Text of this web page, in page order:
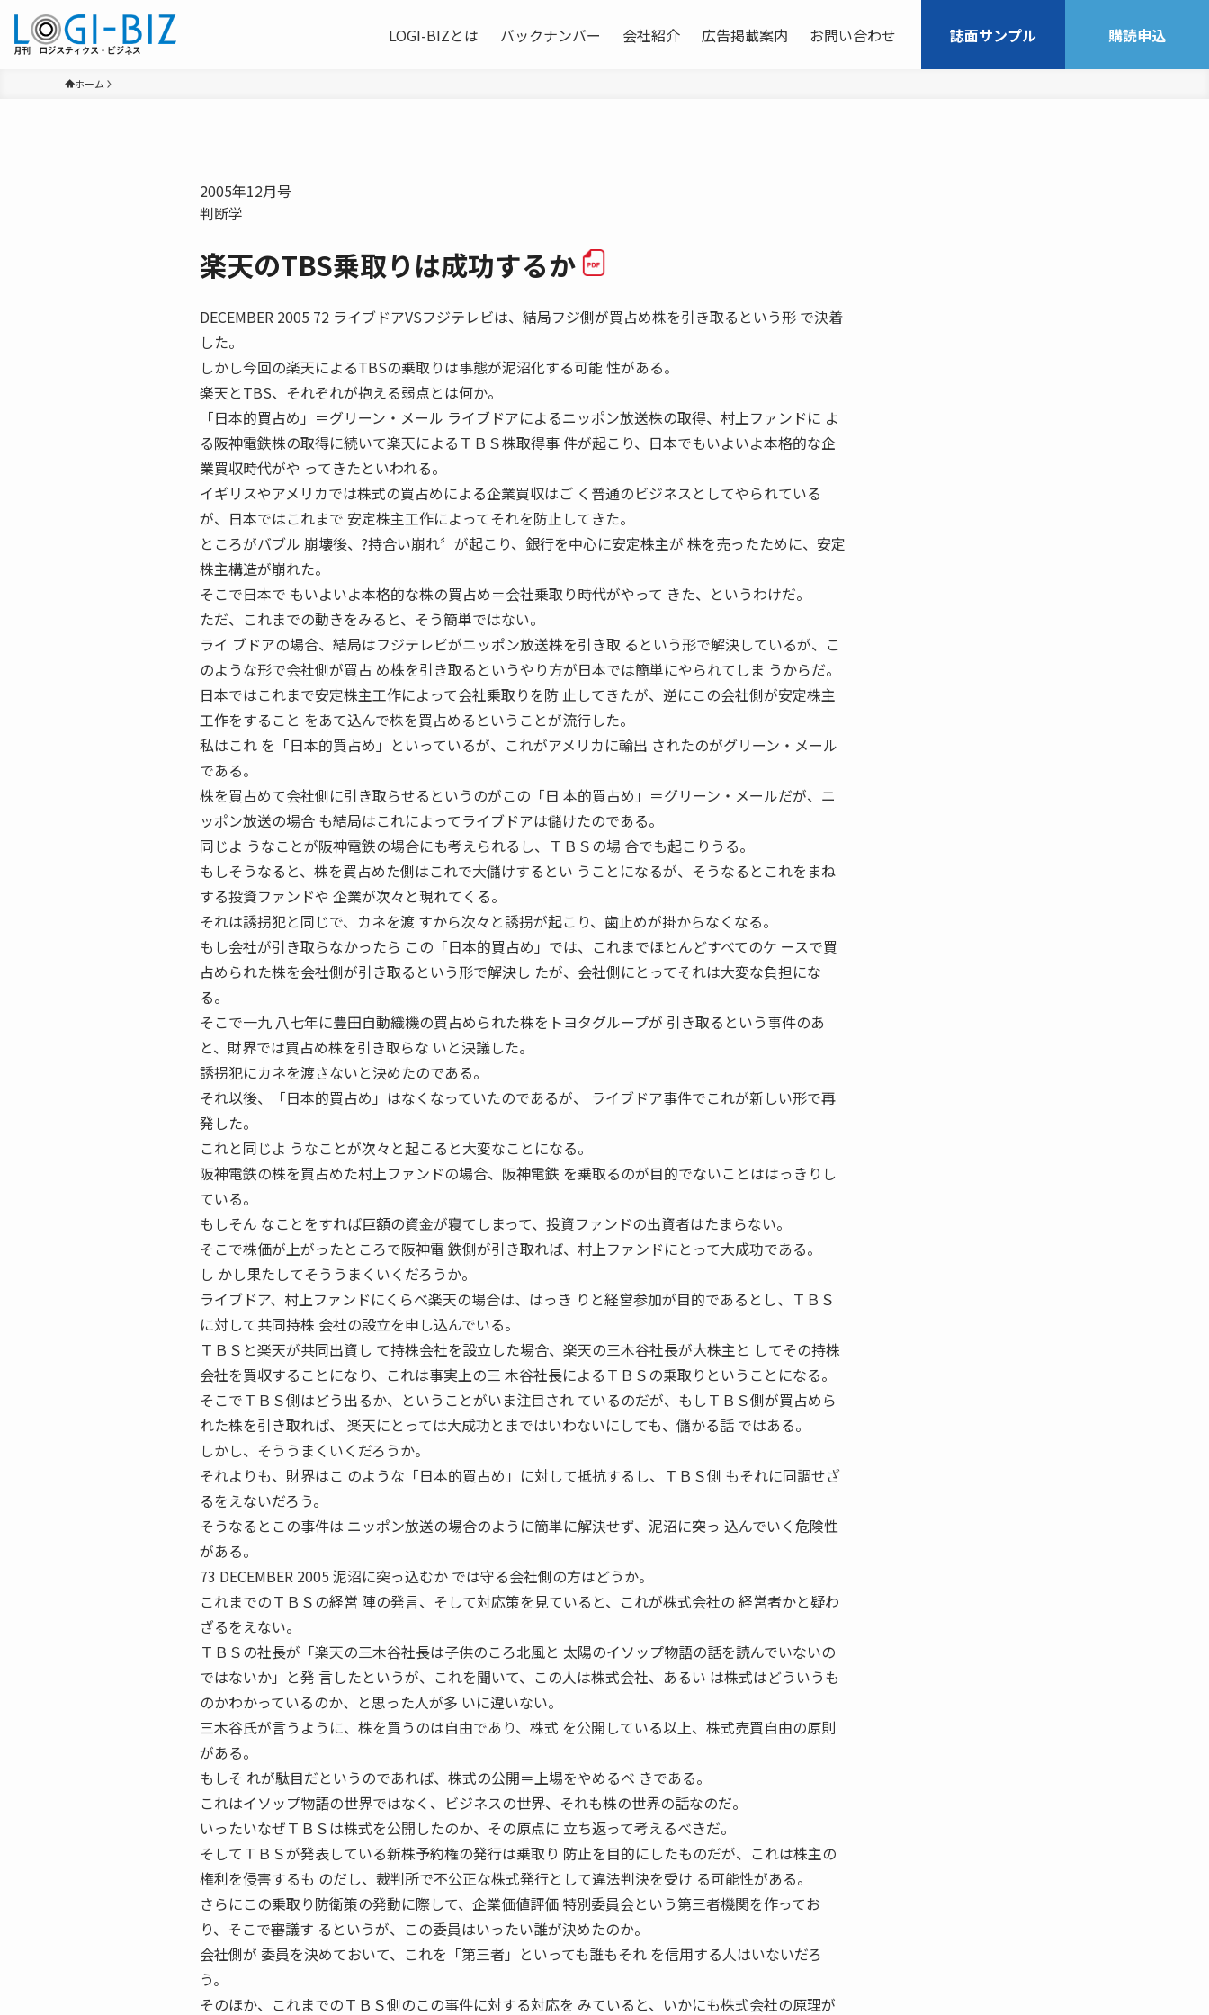
LOGI-BIZとは バックナンバー 会社紹介 広告掲載案内 お問い合わせ 誌面サンプル 購読申込
ホーム
2005年12月号
判断学
楽天のTBS乗取りは成功するか
DECEMBER 2005 72 ライブドアVSフジテレビは、結局フジ側が買占め株を引き取るという形 で決着
した。
しかし今回の楽天によるTBSの乗取りは事態が泥沼化する可能 性がある。
楽天とTBS、それぞれが抱える弱点とは何か。
「日本的買占め」＝グリーン・メール ライブドアによるニッポン放送株の取得、村上ファンドに よ
る阪神電鉄株の取得に続いて楽天によるＴＢＳ株取得事 件が起こり、日本でもいよいよ本格的な企
業買収時代がや ってきたといわれる。
イギリスやアメリカでは株式の買占めによる企業買収はご く普通のビジネスとしてやられている
が、日本ではこれまで 安定株主工作によってそれを防止してきた。
ところがバブル 崩壊後、?持合い崩れ〞が起こり、銀行を中心に安定株主が 株を売ったために、安定
株主構造が崩れた。
そこで日本で もいよいよ本格的な株の買占め＝会社乗取り時代がやって きた、というわけだ。
ただ、これまでの動きをみると、そう簡単ではない。
ライ ブドアの場合、結局はフジテレビがニッポン放送株を引き取 るという形で解決しているが、こ
のような形で会社側が買占 め株を引き取るというやり方が日本では簡単にやられてしま うからだ。
日本ではこれまで安定株主工作によって会社乗取りを防 止してきたが、逆にこの会社側が安定株主
工作をすること をあて込んで株を買占めるということが流行した。
私はこれ を「日本的買占め」といっているが、これがアメリカに輸出 されたのがグリーン・メール
である。
株を買占めて会社側に引き取らせるというのがこの「日 本的買占め」＝グリーン・メールだが、ニ
ッポン放送の場合 も結局はこれによってライブドアは儲けたのである。
同じよ うなことが阪神電鉄の場合にも考えられるし、ＴＢＳの場 合でも起こりうる。
もしそうなると、株を買占めた側はこれで大儲けするとい うことになるが、そうなるとこれをまね
する投資ファンドや 企業が次々と現れてくる。
それは誘拐犯と同じで、カネを渡 すから次々と誘拐が起こり、歯止めが掛からなくなる。
もし会社が引き取らなかったら この「日本的買占め」では、これまでほとんどすべてのケ ースで買
占められた株を会社側が引き取るという形で解決し たが、会社側にとってそれは大変な負担にな
る。
そこで一九 八七年に豊田自動織機の買占められた株をトヨタグループが 引き取るという事件のあ
と、財界では買占め株を引き取らな いと決議した。
誘拐犯にカネを渡さないと決めたのである。
それ以後、「日本的買占め」はなくなっていたのであるが、 ライブドア事件でこれが新しい形で再
発した。
これと同じよ うなことが次々と起こると大変なことになる。
阪神電鉄の株を買占めた村上ファンドの場合、阪神電鉄 を乗取るのが目的でないことははっきりし
ている。
もしそん なことをすれば巨額の資金が寝てしまって、投資ファンドの出資者はたまらない。
そこで株価が上がったところで阪神電 鉄側が引き取れば、村上ファンドにとって大成功である。
し かし果たしてそううまくいくだろうか。
ライブドア、村上ファンドにくらべ楽天の場合は、はっき りと経営参加が目的であるとし、ＴＢＳ
に対して共同持株 会社の設立を申し込んでいる。
ＴＢＳと楽天が共同出資し て持株会社を設立した場合、楽天の三木谷社長が大株主と してその持株
会社を買収することになり、これは事実上の三 木谷社長によるＴＢＳの乗取りということになる。
そこでＴＢＳ側はどう出るか、ということがいま注目され ているのだが、もしＴＢＳ側が買占めら
れた株を引き取れば、 楽天にとっては大成功とまではいわないにしても、儲かる話 ではある。
しかし、そううまくいくだろうか。
それよりも、財界はこ のような「日本的買占め」に対して抵抗するし、ＴＢＳ側 もそれに同調せざ
るをえないだろう。
そうなるとこの事件は ニッポン放送の場合のように簡単に解決せず、泥沼に突っ 込んでいく危険性
がある。
73 DECEMBER 2005 泥沼に突っ込むか では守る会社側の方はどうか。
これまでのＴＢＳの経営 陣の発言、そして対応策を見ていると、これが株式会社の 経営者かと疑わ
ざるをえない。
ＴＢＳの社長が「楽天の三木谷社長は子供のころ北風と 太陽のイソップ物語の話を読んでいないの
ではないか」と発 言したというが、これを聞いて、この人は株式会社、あるい は株式はどういうも
のかわかっているのか、と思った人が多 いに違いない。
三木谷氏が言うように、株を買うのは自由であり、株式 を公開している以上、株式売買自由の原則
がある。
もしそ れが駄目だというのであれば、株式の公開＝上場をやめるべ きである。
これはイソップ物語の世界ではなく、ビジネスの世界、それも株の世界の話なのだ。
いったいなぜＴＢＳは株式を公開したのか、その原点に 立ち返って考えるべきだ。
そしてＴＢＳが発表している新株予約権の発行は乗取り 防止を目的にしたものだが、これは株主の
権利を侵害するも のだし、裁判所で不公正な株式発行として違法判決を受け る可能性がある。
さらにこの乗取り防衛策の発動に際して、企業価値評価 特別委員会という第三者機関を作ってお
り、そこで審議す るというが、この委員はいったい誰が決めたのか。
会社側が 委員を決めておいて、これを「第三者」といっても誰もそれ を信用する人はいないだろ
う。
そのほか、これまでのＴＢＳ側のこの事件に対する対応を みていると、いかにも株式会社の原理が